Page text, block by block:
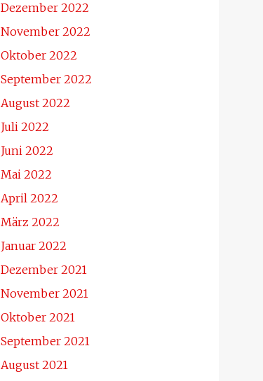
Dezember 2022
November 2022
Oktober 2022
September 2022
August 2022
Juli 2022
Juni 2022
Mai 2022
April 2022
März 2022
Januar 2022
Dezember 2021
November 2021
Oktober 2021
September 2021
August 2021